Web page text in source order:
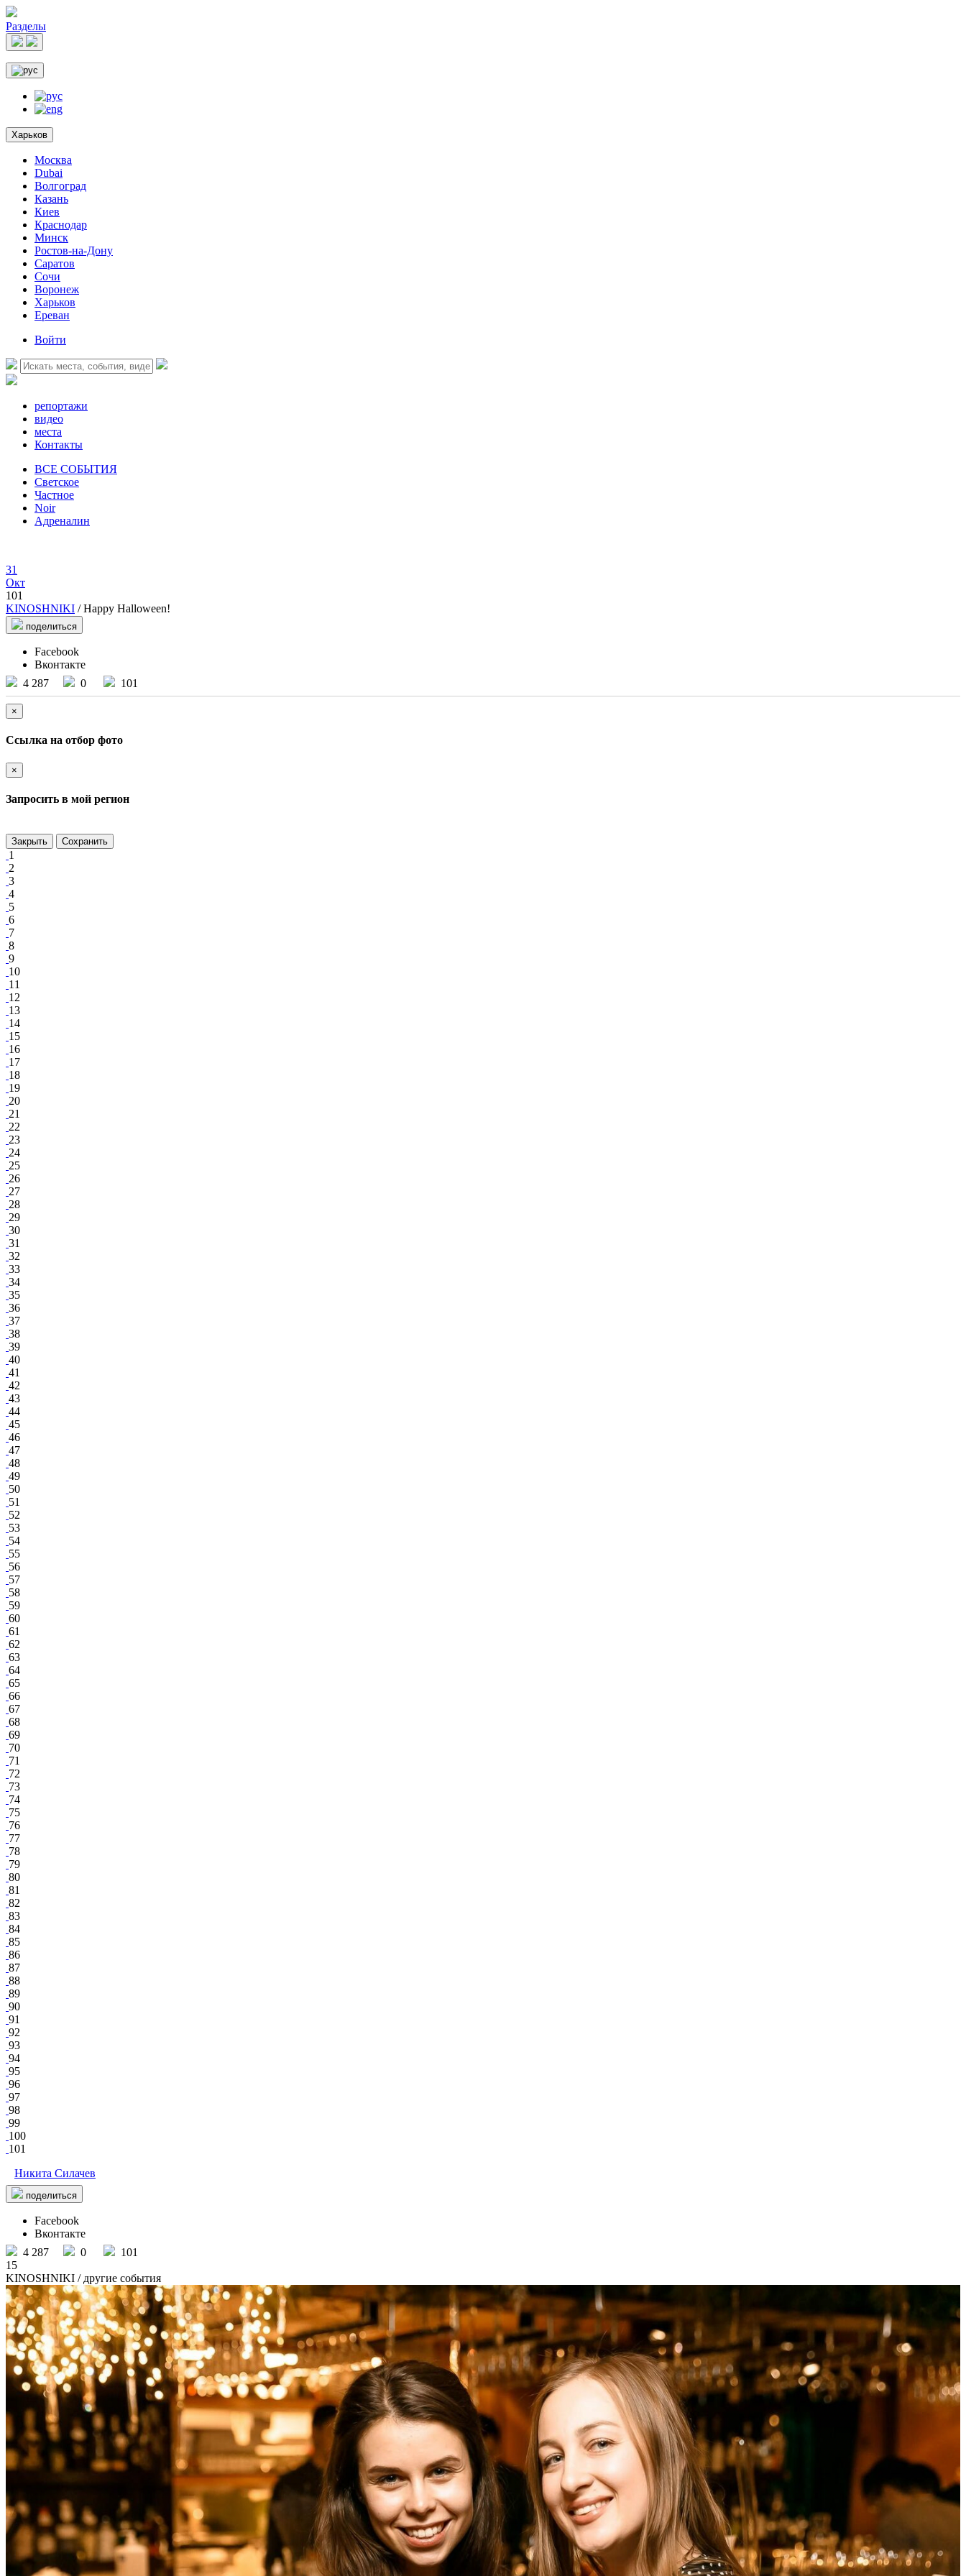
Разделы
Харьков
Москва
Dubai
Волгоград
Казань
Киев
Краснодар
Минск
Ростов-на-Дону
Саратов
Сочи
Воронеж
Харьков
Ереван
Войти
репортажи
видео
места
Контакты
ВСЕ СОБЫТИЯ
Светское
Частное
Noir
Адреналин
31
Окт
101
KINOSHNIKI / Happy Halloween!
поделиться
Facebook
Вконтакте
4 287
0 101
×
Ссылка на отбор фото
×
Запросить в мой регион
Закрыть Сохранить
1
2
3
4
5
6
7
8
9
10
11
12
13
14
15
16
17
18
19
20
21
22
23
24
25
26
27
28
29
30
31
32
33
34
35
36
37
38
39
40
41
42
43
44
45
46
47
48
49
50
51
52
53
54
55
56
57
58
59
60
61
62
63
64
65
66
67
68
69
70
71
72
73
74
75
76
77
78
79
80
81
82
83
84
85
86
87
88
89
90
91
92
93
94
95
96
97
98
99
100
101
Никита Силачев
поделиться
Facebook
Вконтакте
4 287
0
101
15
KINOSHNIKI / другие события